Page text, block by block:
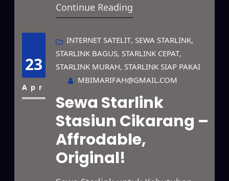
digunakan di berbagai kondisi.
kebutuhan bisnis, proyek
lapangan, event, hingga
penggunaan pribadi secara
fleksibel. Selain itu, jangkauannya
mampu mencakup area terpencil,
lokasi dengan sinyal lemah, hingga
wilayah yang belum terhubung
jaringan fiber optik. Berkat
teknologi satelit…
Continue Reading
23
Apr
INTERNET SATELIT, SEWA STARLINK
STARLINK BAGUS, STARLINK CEPAT
STARLINK MURAH, STARLINK SIAP PAKAI
MBIMARIFAH@GMAIL.COM
Sewa Starlink
Stasiun Cikarang –
Affrodable,
Original!